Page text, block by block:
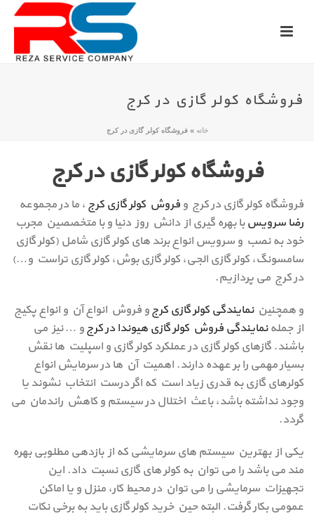
فروشگاه کولر گازی در کرج
خانه »فروشگاه کولر گازی در کرج
فروشگاه کولر گازی در کرج
فروشگاه کولر گازی در کرج و فروش کولر گازی کرج ، ما در مجموعه
رضا سرویسبا بهره گیری از دانش روز دنیا و با متخصصین مجرب
خود به نصب و سرویس انواع برند های کولر گازی شامل (کولر گازی
سامسونگ، کولر گازی الجی، کولر گازی بوش، کولر گازی تراست و…)
در کرج می پردازیم.
و همچنیننمایندگی کولر گازی کرجو فروش انواع آن و انواع پکیج
از جملهنمایندگی فروش کولر گازی هیوندا در کرجو … نیز می
باشند. گازهای کولر گازی در عملکرد کولر گازی و اسپلیت ها نقش
بسیار مهمی را بر عهده دارند. اهمیت آن ها در سرمایش انواع
کولرهای گازی به قدری زیاد است که اگر درست انتخاب نشوند یا
وجود نداشته باشد، باعث اختلال در سیستم و کاهش راندمان می
گردد.
یکی از بهترین سیستم های سرمایشی که از بازدهی مطلوبی بهره
مند می باشد را می توان به کولر های گازی نسبت داد. این
تجهیزات سرمایشی را می توان در محیط کار، منزل و یا اماکن
عمومی بکار گرفت. البته حین خرید کولر گازی باید به برخی نکات